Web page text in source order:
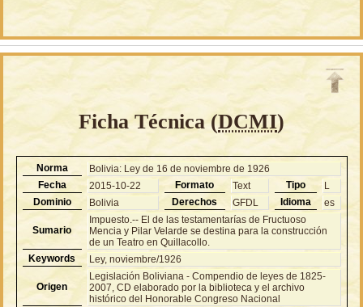
Ficha Técnica (DCMI)
Norma
Bolivia: Ley de 16 de noviembre de 1926
Fecha
2015-10-22 Formato Text Tipo
L
Dominio
Bolivia Derechos GFDL Idioma es
Sumario
Impuesto.-- El de las testamentarías de Fructuoso
Mencia y Pilar Velarde se destina para la construcción
de un Teatro en Quillacollo.
Keywords
Ley, noviembre/1926
Origen
Legislación Boliviana - Compendio de leyes de 1825-
2007, CD elaborado por la biblioteca y el archivo
histórico del Honorable Congreso Nacional